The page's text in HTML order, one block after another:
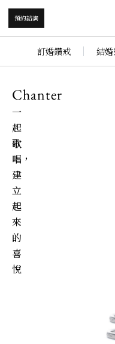
跳
主
內
預約諮詢
訂婚鑽戒 結
Chanter
一
起
歌
唱，
建
立
起
來
的
喜
悅